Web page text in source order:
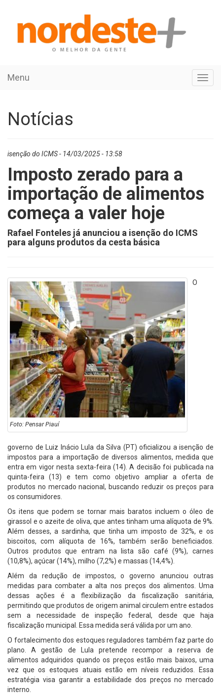
Menu
Notícias
isenção do ICMS - 14/03/2025 - 13:58
Imposto zerado para a
importação de alimentos
começa a valer hoje
Rafael Fonteles já anunciou a isenção do ICMS
para alguns produtos da cesta básica
Foto: Pensar Piauí
O
governo de Luiz Inácio Lula da Silva (PT) oficializou a isenção de
impostos para a importação de diversos alimentos, medida que
entra em vigor nesta sexta-feira (14). A decisão foi publicada na
quinta-feira (13) e tem como objetivo ampliar a oferta de
produtos no mercado nacional, buscando reduzir os preços para
os consumidores.
Os itens que podem se tornar mais baratos incluem o óleo de
girassol e o azeite de oliva, que antes tinham uma alíquota de 9%.
Além desses, a sardinha, que tinha um imposto de 32%, e os
biscoitos, com alíquota de 16%, também serão beneficiados.
Outros produtos que entram na lista são café (9%), carnes
(10,8%), açúcar (14%), milho (7,2%) e massas (14,4%).
Além da redução de impostos, o governo anunciou outras
medidas para combater a alta nos preços dos alimentos. Uma
dessas ações é a flexibilização da fiscalização sanitária,
permitindo que produtos de origem animal circulem entre estados
sem a necessidade de inspeção federal, desde que haja
fiscalização municipal. Essa medida será válida por um ano.
O fortalecimento dos estoques reguladores também faz parte do
plano. A gestão de Lula pretende recompor a reserva de
alimentos adquiridos quando os preços estão mais baixos, uma
vez que os estoques atuais estão em níveis reduzidos. Essa
estratégia visa garantir a estabilidade dos preços no mercado
interno.